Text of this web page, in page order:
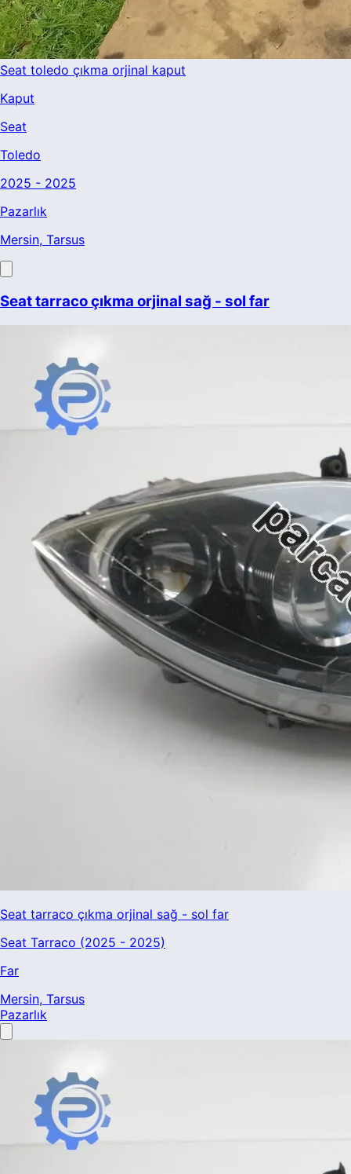
Seat toledo çıkma orjinal kaput
Kaput
Seat
Toledo
2025 - 2025
Pazarlık
Mersin, Tarsus
Seat tarraco çıkma orjinal sağ - sol far
Seat tarraco çıkma orjinal sağ - sol far
Seat Tarraco (2025 - 2025)
Far
Mersin, Tarsus
Pazarlık